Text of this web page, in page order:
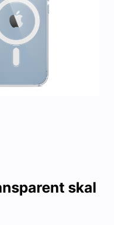
skal